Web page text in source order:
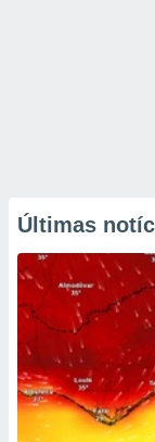
Últimas